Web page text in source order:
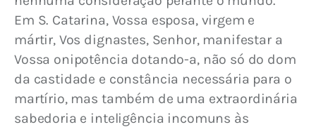
Em S. Catarina, Vossa esposa, virgem e
mártir, Vos dignastes, Senhor, manifestar a
Vossa onipotência dotando-a, não só do dom
da castidade e constância necessária para o
martírio, mas também de uma extraordinária
sabedoria e inteligência incomuns às